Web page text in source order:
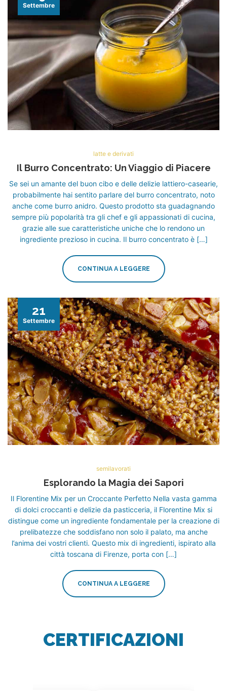
latte e derivati
Il Burro Concentrato: Un Viaggio di Piacere
Se sei un amante del buon cibo e delle delizie lattiero-casearie,
probabilmente hai sentito parlare del burro concentrato, noto
anche come burro anidro. Questo prodotto sta guadagnando
sempre più popolarità tra gli chef e gli appassionati di cucina,
grazie alle sue caratteristiche uniche che lo rendono un
ingrediente prezioso in cucina. Il burro concentrato è […]
CONTINUA A LEGGERE
Settembre
semilavorati
Esplorando la Magia dei Sapori
Il Florentine Mix per un Croccante Perfetto Nella vasta gamma
di dolci croccanti e delizie da pasticceria, il Florentine Mix si
distingue come un ingrediente fondamentale per la creazione di
prelibatezze che soddisfano non solo il palato, ma anche
l’anima dei vostri clienti. Questo mix di ingredienti, ispirato alla
città toscana di Firenze, porta con […]
CONTINUA A LEGGERE
21
Settembre
CERTIFICAZIONI